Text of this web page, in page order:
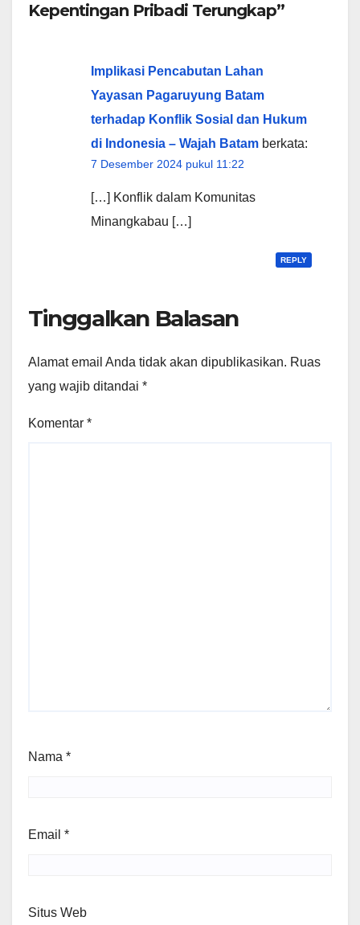
Kepentingan Pribadi Terungkap”
Implikasi Pencabutan Lahan
Yayasan Pagaruyung Batam
terhadap Konflik Sosial dan Hukum
di Indonesia – Wajah Batam berkata:
7 Desember 2024 pukul 11:22
[…] Konflik dalam Komunitas
Minangkabau […]
REPLY
Tinggalkan Balasan
Alamat email Anda tidak akan dipublikasikan. Ruas
yang wajib ditandai *
Komentar *
Nama *
Email *
Situs Web